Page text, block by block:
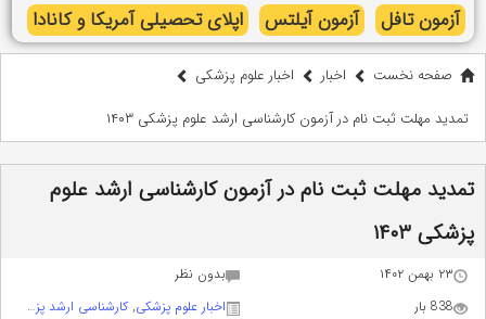
آزمون تافل
آزمون آیلتس اپلای تحصیلی آمریکا و کانادا
صفحه نخست اخبار
اخبار علوم پزشکی
تمدید مهلت ثبت نام در آزمون کارشناسی ارشد علوم پزشکی ۱۴۰۳
تمدید مهلت ثبت نام در آزمون کارشناسی ارشد علوم
پزشکی ۱۴۰۳
۲۳ بهمن ۱۴۰۲
بدون نظر
838 بار
اخبار علوم پزشکی, کارشناسی ارشد پزشکی